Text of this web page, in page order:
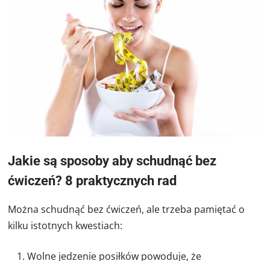
Jakie są sposoby aby schudnąć bez
ćwiczeń? 8 praktycznych rad
Można schudnąć bez ćwiczeń, ale trzeba pamiętać o
kilku istotnych kwestiach:
Wolne jedzenie posiłków powoduje, że